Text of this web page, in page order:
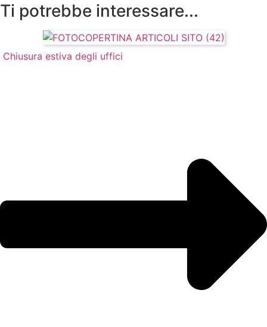
Ti potrebbe interessare...
Chiusura estiva degli uffici